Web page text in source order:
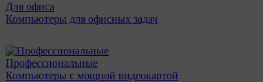
Для офиса
Компьютеры для офисных задач
Профессиональные
Компьютеры с мощной видеокартой